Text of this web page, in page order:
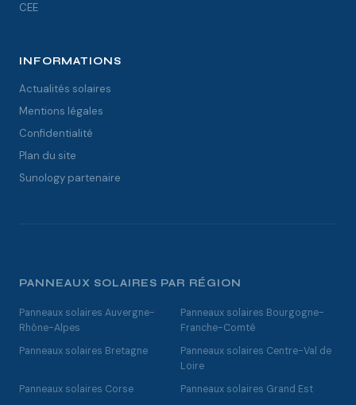
CEE
INFORMATIONS
Actualités solaires
Mentions légales
Confidentialité
Plan du site
Sunology partenaire
PANNEAUX SOLAIRES PAR RÉGION
Panneaux solaires Auvergne-
Rhône-Alpes
Panneaux solaires Bourgogne-
Franche-Comté
Panneaux solaires Bretagne
Panneaux solaires Centre-Val de
Loire
Panneaux solaires Corse
Panneaux solaires Grand Est